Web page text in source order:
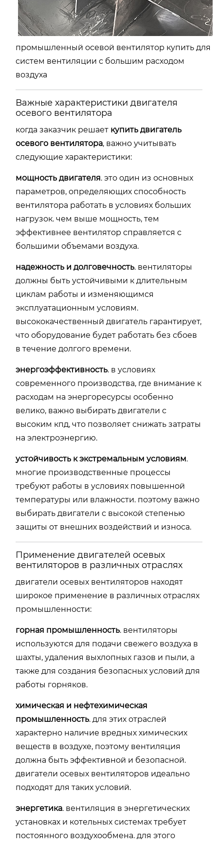
промышленный осевой вентилятор купить для
систем вентиляции с большим расходом
воздуха
Важные характеристики двигателя
осевого вентилятора
когда заказчик решает купить двигатель
осевого вентилятора, важно учитывать
следующие характеристики:
мощность двигателя. это один из основных
параметров, определяющих способность
вентилятора работать в условиях больших
нагрузок. чем выше мощность, тем
эффективнее вентилятор справляется с
большими объемами воздуха.
надежность и долговечность. вентиляторы
должны быть устойчивыми к длительным
циклам работы и изменяющимся
эксплуатационным условиям.
высококачественный двигатель гарантирует,
что оборудование будет работать без сбоев
в течение долгого времени.
энергоэффективность. в условиях
современного производства, где внимание к
расходам на энергоресурсы особенно
велико, важно выбирать двигатели с
высоким кпд, что позволяет снижать затраты
на электроэнергию.
устойчивость к экстремальным условиям.
многие производственные процессы
требуют работы в условиях повышенной
температуры или влажности. поэтому важно
выбирать двигатели с высокой степенью
защиты от внешних воздействий и износа.
Применение двигателей осевых
вентиляторов в различных отраслях
двигатели осевых вентиляторов находят
широкое применение в различных отраслях
промышленности:
горная промышленность. вентиляторы
используются для подачи свежего воздуха в
шахты, удаления выхлопных газов и пыли, а
также для создания безопасных условий для
работы горняков.
химическая и нефтехимическая
промышленность. для этих отраслей
характерно наличие вредных химических
веществ в воздухе, поэтому вентиляция
должна быть эффективной и безопасной.
двигатели осевых вентиляторов идеально
подходят для таких условий.
энергетика. вентиляция в энергетических
установках и котельных системах требует
постоянного воздухообмена. для этого